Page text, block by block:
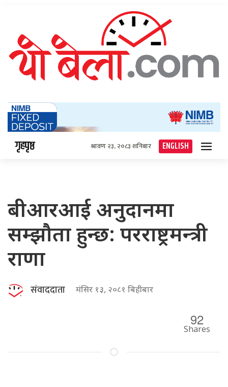
गृहपृष्ठ श्रावण २३, २०८३ शनिबार ENGLISH
बीआरआई अनुदानमा
सम्झौता हुन्छ: परराष्ट्रमन्त्री
राणा
संवाददाता मंसिर १३, २०८१ बिहीबार
92
Shares